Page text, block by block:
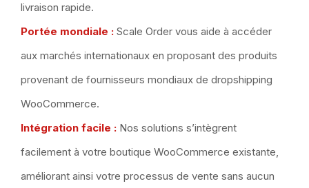
livraison rapide.
Portée mondiale : Scale Order vous aide à accéder
aux marchés internationaux en proposant des produits
provenant de fournisseurs mondiaux de dropshipping
WooCommerce.
Intégration facile : Nos solutions s’intègrent
facilement à votre boutique WooCommerce existante,
améliorant ainsi votre processus de vente sans aucun